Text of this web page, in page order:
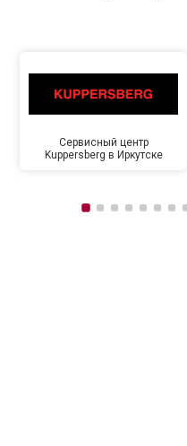
Сервисный центр
Kuppersberg в Иркутске